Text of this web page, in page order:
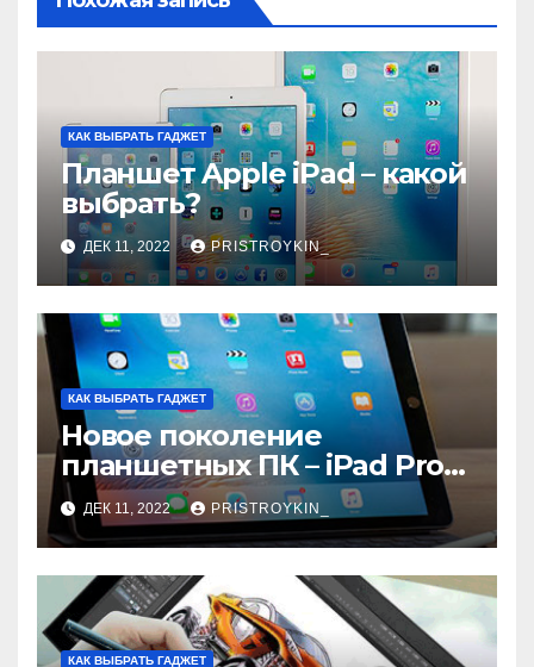
КАК ВЫБРАТЬ ГАДЖЕТ
Планшет Apple iPad – какой
выбрать?
ДЕК 11, 2022 PRISTROYKIN_
КАК ВЫБРАТЬ ГАДЖЕТ
Новое поколение
планшетных ПК – iPad Pro
9.7ДЕК 11, 2022 PRISTROYKIN_
КАК ВЫБРАТЬ ГАДЖЕТ